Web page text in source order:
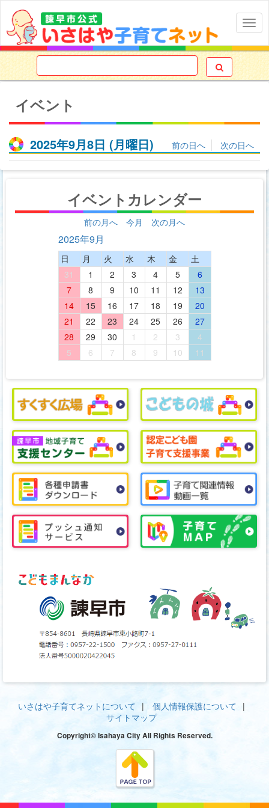

イベント
2025年9月8日 (月曜日) 前の日へ 次の日へ
イベントカレンダー
前の月へ 今月 次の月へ
2025年9月
日 月 火 水 木 金
土
31
1 2 3 4 5
6
7
8 9 10 11 12
13
14
15 16 17 18 19
20
21
22 23 24 25 26
27
28
29 30 1 2 3
4
5
6 7 8 9 10 11
いさはや子育てネットについて
個人情報保護について
サイトマップ
Copyright© Isahaya City All Rights Reserved.